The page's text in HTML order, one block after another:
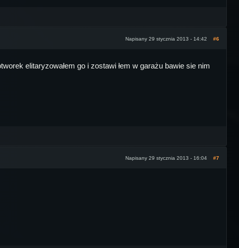
Napisany 29 stycznia 2013 - 14:42 #6
elitaryzowałem go i zostawi łem w garażu bawie sie nim
Napisany 29 stycznia 2013 - 16:04 #7